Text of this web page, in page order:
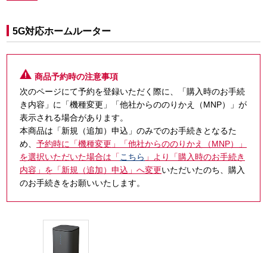
5G対応ホームルーター
商品予約時の注意事項
次のページにて予約を登録いただく際に、「購入時のお手続
き内容」に「機種変更」「他社からののりかえ（MNP）」が
表示される場合があります。
本商品は「新規（追加）申込」のみでのお手続きとなるた
め、 予約時に「機種変更」「他社からののりかえ（MNP）」
を選択いただいた場合は「 こちら 」より「購入時のお手続き
内容」を「新規（追加）申込」へ変更いただいたのち、購入
のお手続きをお願いいたします。